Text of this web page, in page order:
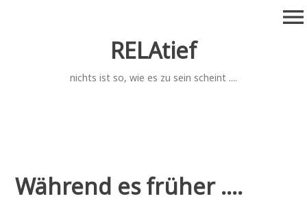
RELAtief
nichts ist so, wie es zu sein scheint ....
menu
Während es früher ....